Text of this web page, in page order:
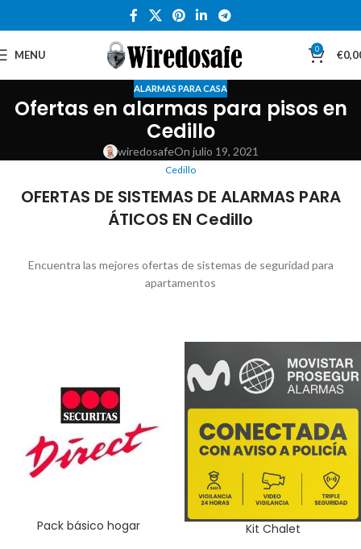
MENU 0 €
ALARMAS PARA CASA
Ofertas en alarmas para pisos en
Cedillo
wiredosafeOn julio 19, 2021
Cedillo
OFERTAS DE SISTEMAS DE ALARMAS PARA
ÁTICOS EN Cedillo
Encuentra las mejores ofertas de sistemas de seguridad para
apartamentos
Pack básico hogar Kit Chalet